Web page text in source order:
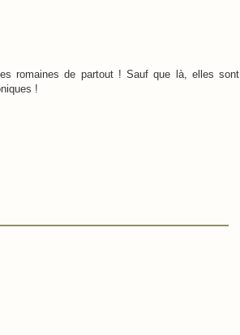
romaines de partout ! Sauf que là, elles sont
!